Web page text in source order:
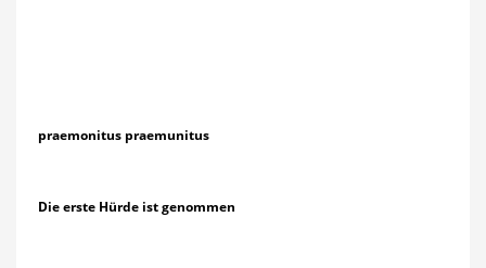
praemonitus praemunitus
Die erste Hürde ist genommen